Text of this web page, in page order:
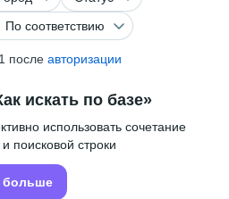
По соответствию
после авторизации
искать по базе»
использовать сочетание
поисковой строки
больше